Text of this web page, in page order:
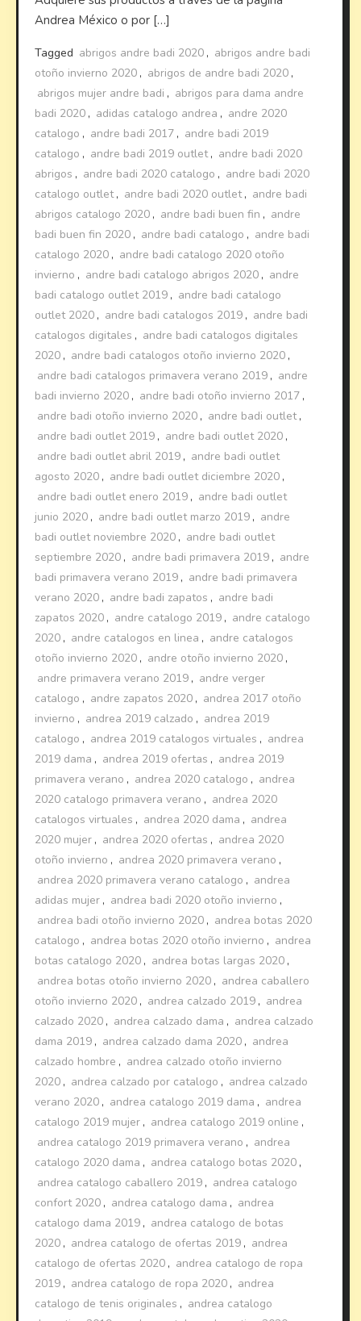
Andrea México o por […]
Tagged abrigos andre badi 2020 , abrigos andre badi
otoño invierno 2020 , abrigos de andre badi 2020 ,
abrigos mujer andre badi , abrigos para dama andre
badi 2020 , adidas catalogo andrea , andre 2020
catalogo , andre badi 2017 , andre badi 2019
catalogo , andre badi 2019 outlet, andre badi 2020
abrigos , andre badi 2020 catalogo , andre badi 2020
catalogo outlet, andre badi 2020 outlet, andre badi
abrigos catalogo 2020 , andre badi buen fin , andre
badi buen fin 2020 , andre badi catalogo , andre badi
catalogo 2020 , andre badi catalogo 2020 otoño
invierno , andre badi catalogo abrigos 2020 , andre
badi catalogo outlet 2019 , andre badi catalogo
outlet 2020 , andre badi catalogos 2019 , andre badi
catalogos digitales , andre badi catalogos digitales
2020 , andre badi catalogos otoño invierno 2020 ,
andre badi catalogos primavera verano 2019 , andre
badi invierno 2020 , andre badi otoño invierno 2017 ,
andre badi otoño invierno 2020 , andre badi outlet,
andre badi outlet 2019 , andre badi outlet 2020 ,
andre badi outlet abril 2019 , andre badi outlet
agosto 2020 , andre badi outlet diciembre 2020 ,
andre badi outlet enero 2019 , andre badi outlet
junio 2020 , andre badi outlet marzo 2019 , andre
badi outlet noviembre 2020 , andre badi outlet
septiembre 2020 , andre badi primavera 2019 , andre
badi primavera verano 2019 , andre badi primavera
verano 2020 , andre badi zapatos , andre badi
zapatos 2020 , andre catalogo 2019 , andre catalogo
2020 , andre catalogos en linea , andre catalogos
otoño invierno 2020 , andre otoño invierno 2020 ,
andre primavera verano 2019 , andre verger
catalogo , andre zapatos 2020 , andrea 2017 otoño
invierno , andrea 2019 calzado , andrea 2019
catalogo , andrea 2019 catalogos virtuales , andrea
2019 dama , andrea 2019 ofertas , andrea 2019
primavera verano , andrea 2020 catalogo , andrea
2020 catalogo primavera verano , andrea 2020
catalogos virtuales , andrea 2020 dama , andrea
2020 mujer , andrea 2020 ofertas , andrea 2020
otoño invierno , andrea 2020 primavera verano ,
andrea 2020 primavera verano catalogo , andrea
adidas mujer , andrea badi 2020 otoño invierno ,
andrea badi otoño invierno 2020 , andrea botas 2020
catalogo , andrea botas 2020 otoño invierno , andrea
botas catalogo 2020 , andrea botas largas 2020 ,
andrea botas otoño invierno 2020 , andrea caballero
otoño invierno 2020 , andrea calzado 2019 , andrea
calzado 2020 , andrea calzado dama , andrea calzado
dama 2019 , andrea calzado dama 2020 , andrea
calzado hombre , andrea calzado otoño invierno
2020 , andrea calzado por catalogo , andrea calzado
verano 2020 , andrea catalogo 2019 dama , andrea
catalogo 2019 mujer , andrea catalogo 2019 online ,
andrea catalogo 2019 primavera verano , andrea
catalogo 2020 dama , andrea catalogo botas 2020 ,
andrea catalogo caballero 2019 , andrea catalogo
confort 2020 , andrea catalogo dama , andrea
catalogo dama 2019 , andrea catalogo de botas
2020 , andrea catalogo de ofertas 2019 , andrea
catalogo de ofertas 2020 , andrea catalogo de ropa
2019 , andrea catalogo de ropa 2020 , andrea
catalogo de tenis originales , andrea catalogo